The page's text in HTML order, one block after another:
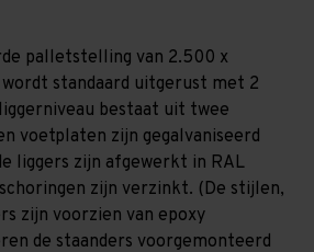
palletstelling van 2.500 x
standaard uitgerust met 2
bestaat uit twee
voetplaten zijn gegalvaniseerd
liggers zijn afgewerkt in RAL
zijn verzinkt. (De stijlen,
zijn voorzien van epoxy
de staanders voorgemonteerd